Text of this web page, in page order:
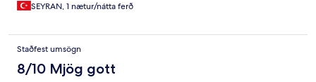
SEYRAN, 1 nætur/nátta ferð
Staðfest umsögn
8/10 Mjög gott